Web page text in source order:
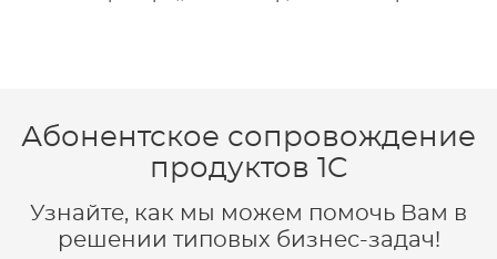
Абонентское сопровождение
продуктов 1C
Узнайте, как мы можем помочь Вам в
решении типовых бизнес-задач!